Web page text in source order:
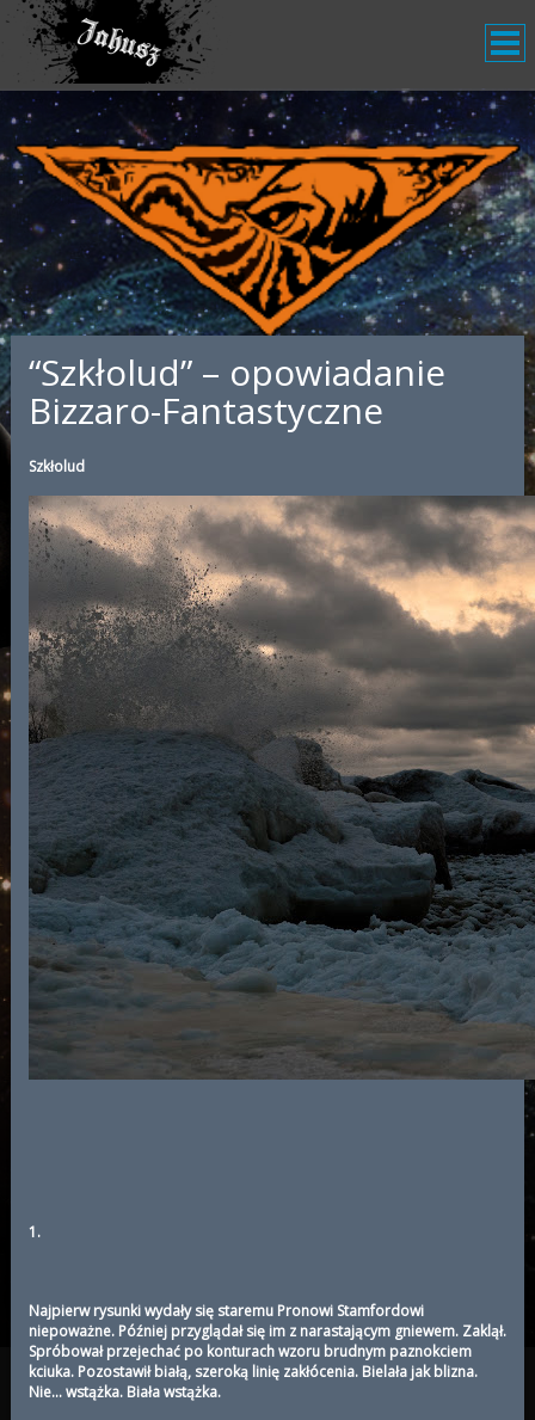
“Szkłolud” – opowiadanie
Bizzaro-Fantastyczne
Szkłolud
1.
Najpierw rysunki wydały się staremu Pronowi Stamfordowi
niepoważne. Później przyglądał się im z narastającym gniewem. Zaklął.
Spróbował przejechać po konturach wzoru brudnym paznokciem
kciuka. Pozostawił białą, szeroką linię zakłócenia. Bielała jak blizna.
Nie… wstążka. Biała wstążka.